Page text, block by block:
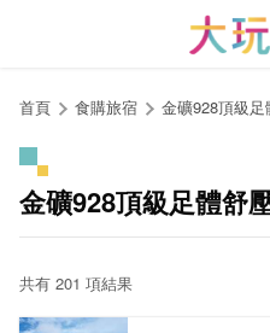
首頁 食購旅宿 金礦928頂級足
金礦928頂級足體舒
共有 201 項結果